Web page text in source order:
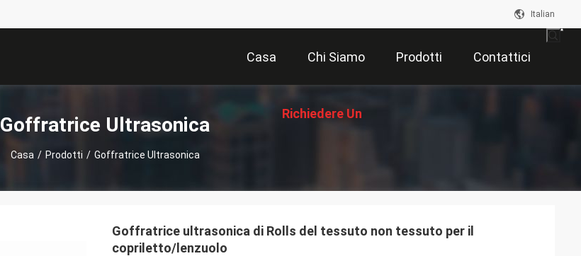
Italian
Casa Chi Siamo Prodotti Contattici
Richiedere Un
Goffratrice Ultrasonica
Casa / Prodotti / Goffratrice Ultrasonica
Goffratrice ultrasonica di Rolls del tessuto non tessuto per il
copriletto/lenzuolo